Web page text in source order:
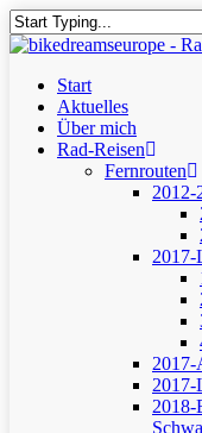
Skip
to
content
Close
Menu
Start
Aktuelles
Über mich
Rad-Reisen
Fernrouten
2012-
2017-
2017-
2017-
2018-